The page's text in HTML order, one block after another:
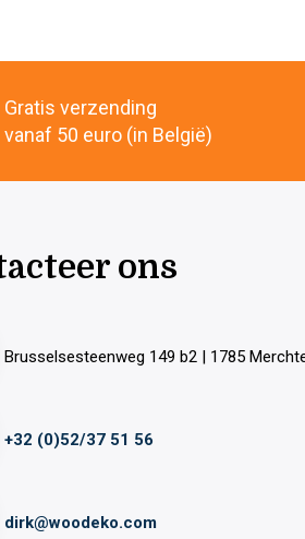
Gratis verzending
vanaf 50 euro (in België)
ons
Brusselsesteenweg 149 b2 | 1785
+32 (0)52/37 51 56
dirk@woodeko.com